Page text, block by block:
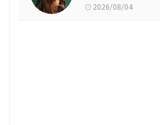
2026/08/04